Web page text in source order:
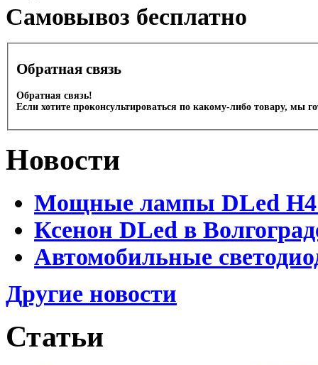
Cамовывоз бесплатно
Обратная связь
Обратная связь!
Если хотите проконсультироваться по какому-либо товару, мы
Новости
Мощные лампы DLed H4
Ксенон DLed в
Автомобильные
Другие новости
Статьи